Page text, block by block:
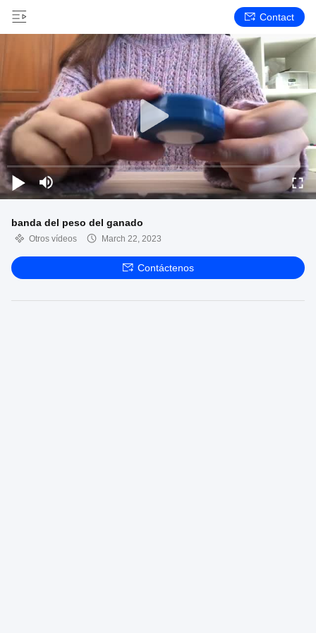
Contact
banda del peso del ganado
Otros vídeos March 22, 2023
Contáctenos